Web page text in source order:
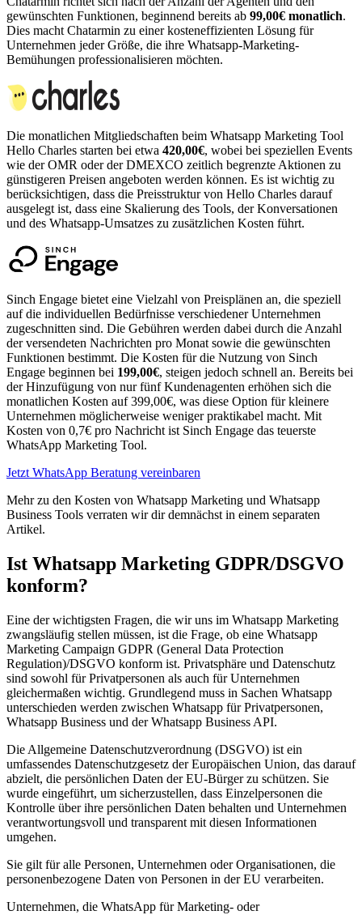
gewünschten Funktionen, beginnend bereits ab 99,00€ monatlich.
Dies macht Chatarmin zu einer kosteneffizienten Lösung für
Unternehmen jeder Größe, die ihre Whatsapp-Marketing-
Bemühungen professionalisieren möchten.
Die monatlichen Mitgliedschaften beim Whatsapp Marketing Tool
Hello Charles starten bei etwa 420,00€, wobei bei speziellen Events
wie der OMR oder der DMEXCO zeitlich begrenzte Aktionen zu
günstigeren Preisen angeboten werden können. Es ist wichtig zu
berücksichtigen, dass die Preisstruktur von Hello Charles darauf
ausgelegt ist, dass eine Skalierung des Tools, der Konversationen
und des Whatsapp-Umsatzes zu zusätzlichen Kosten führt.
Sinch Engage bietet eine Vielzahl von Preisplänen an, die speziell
auf die individuellen Bedürfnisse verschiedener Unternehmen
zugeschnitten sind. Die Gebühren werden dabei durch die Anzahl
der versendeten Nachrichten pro Monat sowie die gewünschten
Funktionen bestimmt. Die Kosten für die Nutzung von Sinch
Engage beginnen bei 199,00€, steigen jedoch schnell an. Bereits bei
der Hinzufügung von nur fünf Kundenagenten erhöhen sich die
monatlichen Kosten auf 399,00€, was diese Option für kleinere
Unternehmen möglicherweise weniger praktikabel macht. Mit
Kosten von 0,7€ pro Nachricht ist Sinch Engage das teuerste
WhatsApp Marketing Tool.
Jetzt WhatsApp Beratung vereinbaren
Mehr zu den Kosten von Whatsapp Marketing und Whatsapp
Business Tools verraten wir dir demnächst in einem separaten
Artikel.
Ist Whatsapp Marketing GDPR/DSGVO
konform?
Eine der wichtigsten Fragen, die wir uns im Whatsapp Marketing
zwangsläufig stellen müssen, ist die Frage, ob eine Whatsapp
Marketing Campaign GDPR (General Data Protection
Regulation)/DSGVO konform ist. Privatsphäre und Datenschutz
sind sowohl für Privatpersonen als auch für Unternehmen
gleichermaßen wichtig. Grundlegend muss in Sachen Whatsapp
unterschieden werden zwischen Whatsapp für Privatpersonen,
Whatsapp Business und der Whatsapp Business API.
Die Allgemeine Datenschutzverordnung (DSGVO) ist ein
umfassendes Datenschutzgesetz der Europäischen Union, das darauf
abzielt, die persönlichen Daten der EU-Bürger zu schützen. Sie
wurde eingeführt, um sicherzustellen, dass Einzelpersonen die
Kontrolle über ihre persönlichen Daten behalten und Unternehmen
verantwortungsvoll und transparent mit diesen Informationen
umgehen.
Sie gilt für alle Personen, Unternehmen oder Organisationen, die
personenbezogene Daten von Personen in der EU verarbeiten.
Unternehmen, die WhatsApp für Marketing- oder